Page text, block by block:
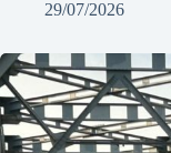
29/07/2026